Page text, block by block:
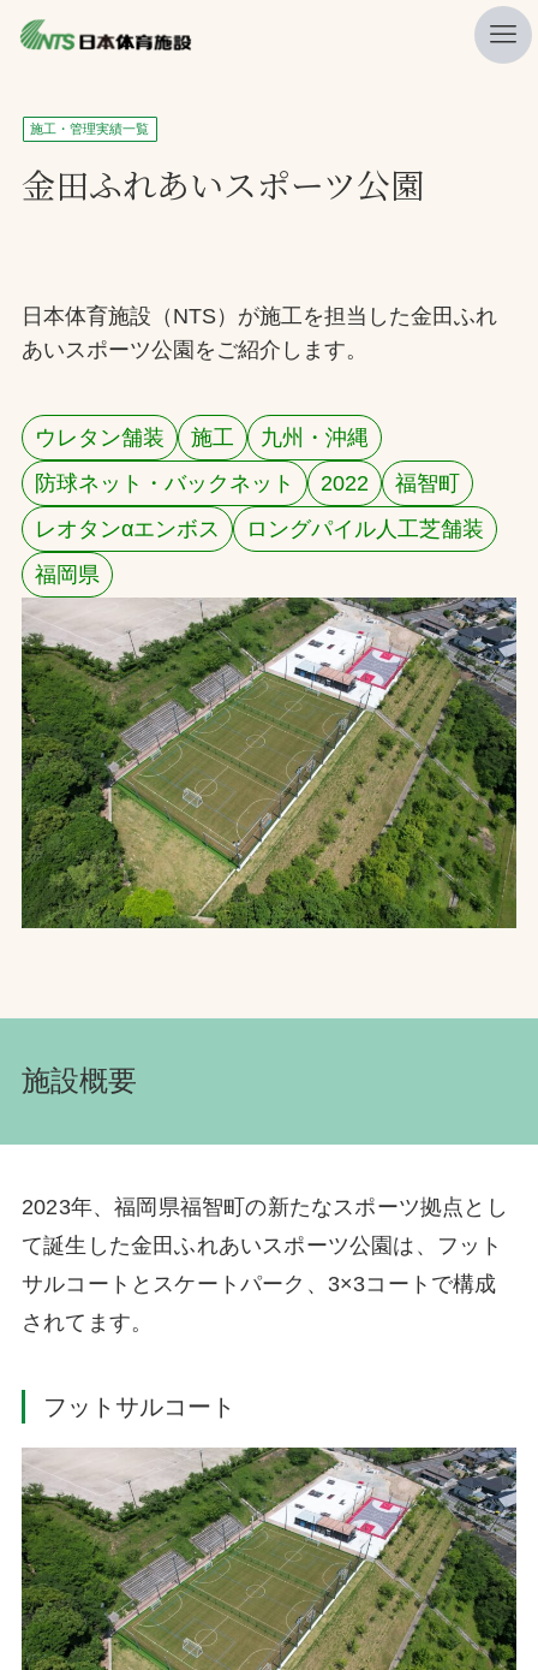
私たちの強み
ニュース
製品・サービス一覧
施工・管理実績一覧
採用情報
検索
お問合せ
お取引先の皆様へ
プライバシーポリシー
ソーシャルメディアポリシー
施工・管理実績一覧
金田ふれあいスポーツ公園
日本体育施設（NTS）が施工を担当した金田ふれ
あいスポーツ公園をご紹介します。
ウレタン舗装 施工
九州・沖縄
防球ネット・バックネット
2022
福智町
レオタンαエンボス
ロングパイル人工芝舗装
福岡県
施設概要
2023年、福岡県福智町の新たなスポーツ拠点とし
て誕生した金田ふれあいスポーツ公園は、フット
サルコートとスケートパーク、3×3コートで構成
されてます。
フットサルコート